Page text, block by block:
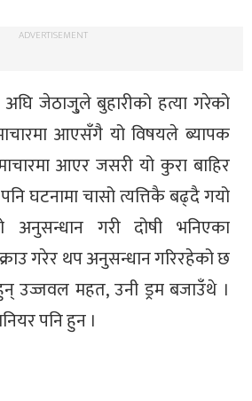
ADVERTISEMENT
अघि जेठाजु्ले बुहारीको हत्या गरेको
आएसँगै यो विषयले ब्यापक
आएर जसरी यो कुरा बाहिर
घटनामा चासो त्यत्तिकै बढ्दै गयो
अनुसन्धान गरी दोषी भनिएका
गरेर थप अनुसन्धान गरिरहेको छ
उज्जवल महत, उनी ड्रम बजाउँथे ।
पनि हुन ।